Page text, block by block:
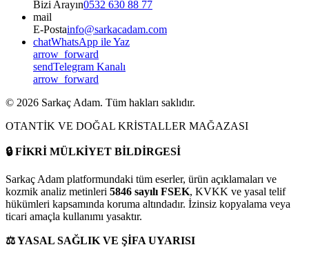
Bizi Arayın0532 630 88 77
mail
E-Postainfo@sarkacadam.com
chatWhatsApp ile Yaz
arrow_forward
sendTelegram Kanalı
arrow_forward
© 2026 Sarkaç Adam. Tüm hakları saklıdır.
OTANTİK VE DOĞAL KRİSTALLER MAĞAZASI
🔒FİKRİ MÜLKİYET BİLDİRGESİ
Sarkaç Adam platformundaki tüm eserler, ürün açıklamaları ve
kozmik analiz metinleri 5846 sayılı FSEK, KVKK ve yasal telif
hükümleri kapsamında koruma altındadır. İzinsiz kopyalama veya
ticari amaçla kullanımı yasaktır.
⚖️YASAL SAĞLIK VE ŞİFA UYARISI